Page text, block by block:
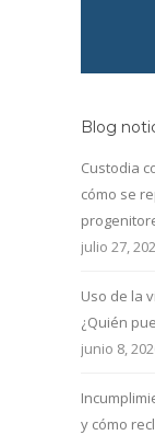
Blog
Custodia
cómo se
julio 27,
Uso de la
¿Quién
junio 8,
y cómo